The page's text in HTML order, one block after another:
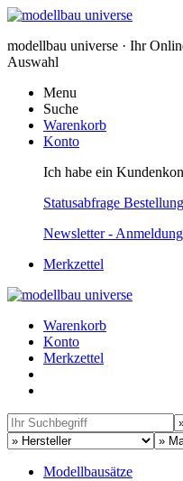
modellbau universe · Ihr
Auswahl
Menu
Suche
Warenkorb
Konto
Ich habe ein
Statusabfrage Bestellung
Newsletter - Anmeldung
Merkzettel
Warenkorb
Konto
Merkzettel
Modellbausätze